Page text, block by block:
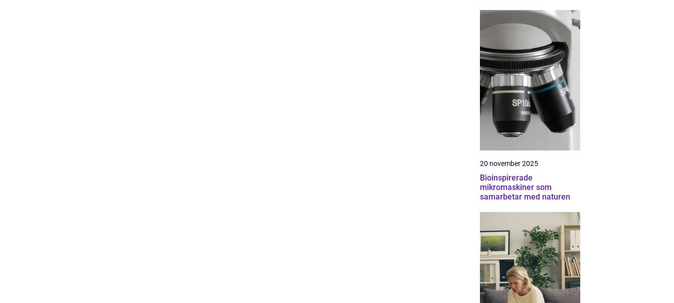
20 november 2025
Bioinspirerade
mikromaskiner som
samarbetar med naturen